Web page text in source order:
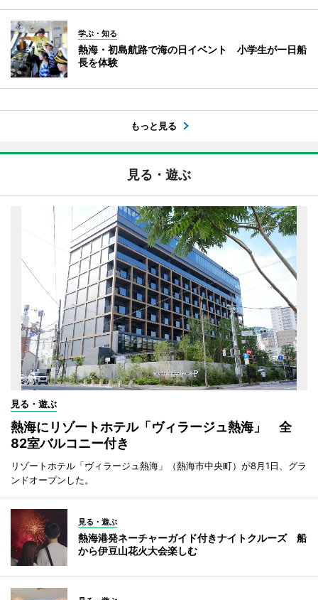
学ぶ・知る
熱海・初島航路で海の日イベント 小学生が一日船
長を体験
もっと見る
見る・遊ぶ
見る・遊ぶ
熱海にリゾートホテル「ヴィラージュ熱海」 全
82室バルコニー付き
リゾートホテル「ヴィラージュ熱海」（熱海市中央町）が8月1日、グラ
ンドオープンした。
見る・遊ぶ
熱海港発ネーチャーガイド付きナイトクルーズ 船
から伊豆山花火大会楽しむ